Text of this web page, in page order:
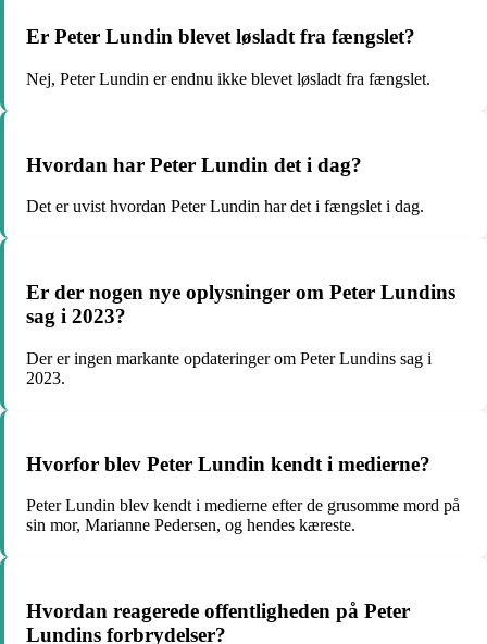
Er Peter Lundin blevet løsladt fra fængslet?
Nej, Peter Lundin er endnu ikke blevet løsladt fra fængslet.
Hvordan har Peter Lundin det i dag?
Det er uvist hvordan Peter Lundin har det i fængslet i dag.
Er der nogen nye oplysninger om Peter Lundins
sag i 2023?
Der er ingen markante opdateringer om Peter Lundins sag i
2023.
Hvorfor blev Peter Lundin kendt i medierne?
Peter Lundin blev kendt i medierne efter de grusomme mord på
sin mor, Marianne Pedersen, og hendes kæreste.
Hvordan reagerede offentligheden på Peter
Lundins forbrydelser?